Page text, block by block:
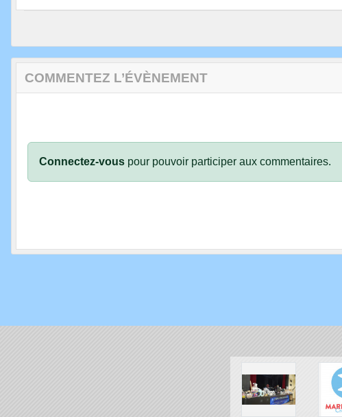
COMMENTEZ L’ÉVÈNEMENT
Connectez-vous pour pouvoir participer aux commentaires.